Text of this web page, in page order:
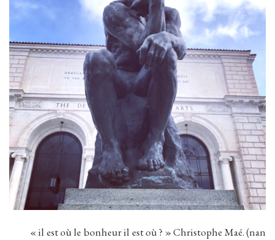
« il est où le bonheur il est où ? » Christophe Maé. (nan